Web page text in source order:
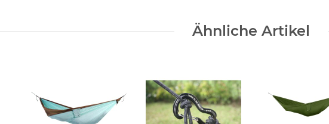
Ähnliche Artikel